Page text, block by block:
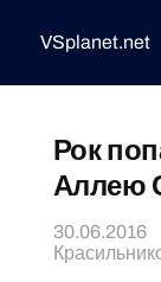
VSplanet.net
Рок
Аллею
30.06.2016